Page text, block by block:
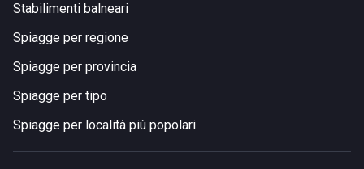
Stabilimenti balneari
Spiagge per regione
Spiagge per provincia
Spiagge per tipo
Spiagge per località più popolari